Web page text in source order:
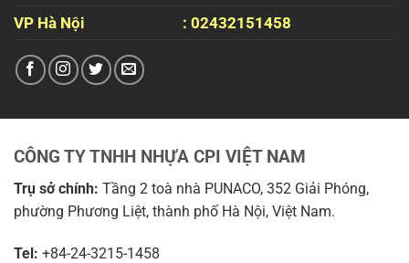
VP Hà Nội
: 02432151458
CÔNG TY TNHH NHỰA CPI VIỆT NAM
Trụ sở chính: Tầng 2 toà nhà PUNACO, 352 Giải Phóng,
phường Phương Liệt, thành phố Hà Nội, Việt Nam.
Tel: +84-24-3215-1458